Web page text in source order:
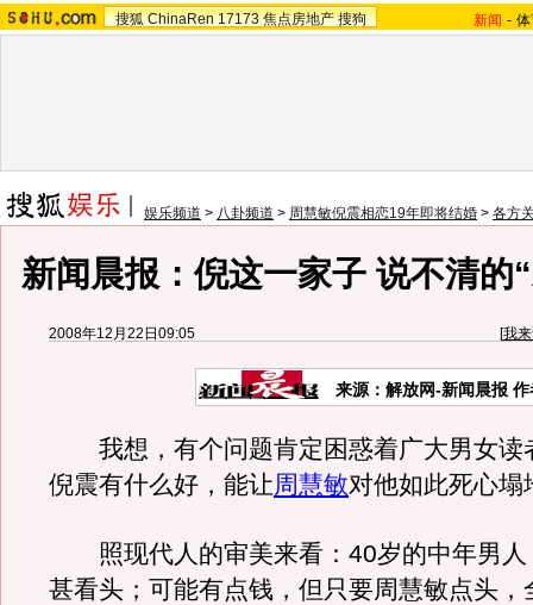
搜狐 ChinaRen 17173 焦点房地产 搜狗 新闻 -
娱乐频道 > 八卦频道 > 周慧敏倪震相恋19年即将结婚 > 各方
新闻晨报：倪这一家子 说不清的
2008年12月22日09:05 [我
来源：解放网-新闻晨报
我想，有个问题肯定困惑着广大男女读
倪震有什么好，能让周慧敏对他如此死心塌
照现代人的审美来看：40岁的中年男人
甚看头；可能有点钱，但只要周慧敏点头，